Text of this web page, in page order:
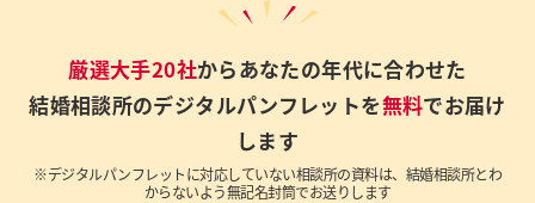
厳選大手20社からあなたの年代に合わせた
結婚相談所のデジタルパンフレットを無料でお届け
します
※デジタルパンフレットに対応していない相談所の資料は、結婚相談所とわ
からないよう無記名封筒でお送りします